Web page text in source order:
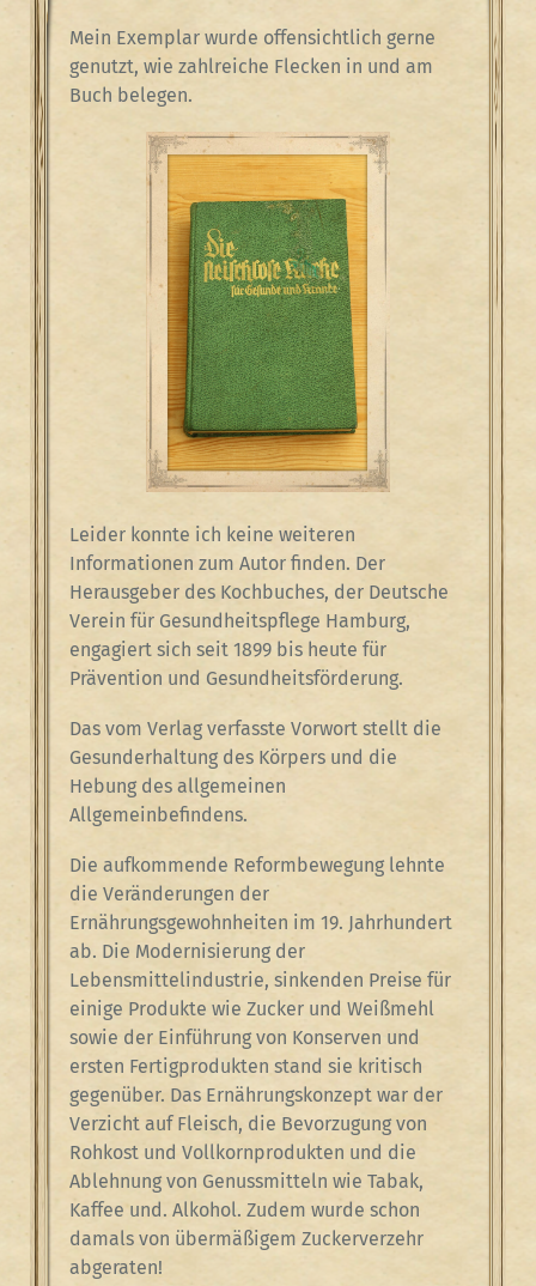
Mein Exemplar wurde offensichtlich gerne
genutzt, wie zahlreiche Flecken in und am
Buch belegen.
Leider konnte ich keine weiteren
Informationen zum Autor finden. Der
Herausgeber des Kochbuches, der Deutsche
Verein für Gesundheitspflege Hamburg,
engagiert sich seit 1899 bis heute für
Prävention und Gesundheitsförderung.
Das vom Verlag verfasste Vorwort stellt die
Gesunderhaltung des Körpers und die
Hebung des allgemeinen
Allgemeinbefindens.
Die aufkommende Reformbewegung lehnte
die Veränderungen der
Ernährungsgewohnheiten im 19. Jahrhundert
ab. Die Modernisierung der
Lebensmittelindustrie, sinkenden Preise für
einige Produkte wie Zucker und Weißmehl
sowie der Einführung von Konserven und
ersten Fertigprodukten stand sie kritisch
gegenüber. Das Ernährungskonzept war der
Verzicht auf Fleisch, die Bevorzugung von
Rohkost und Vollkornprodukten und die
Ablehnung von Genussmitteln wie Tabak,
Kaffee und. Alkohol. Zudem wurde schon
damals von übermäßigem Zuckerverzehr
abgeraten!